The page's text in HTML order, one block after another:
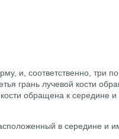
и, соответственно, три
грань лучевой кости
обращена к середине и
в середине и